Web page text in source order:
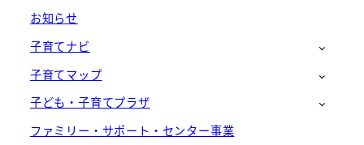
お知らせ
子育てナビ
子育てマップ
子ども・子育てプラザ
ファミリー・サポート・センター事業